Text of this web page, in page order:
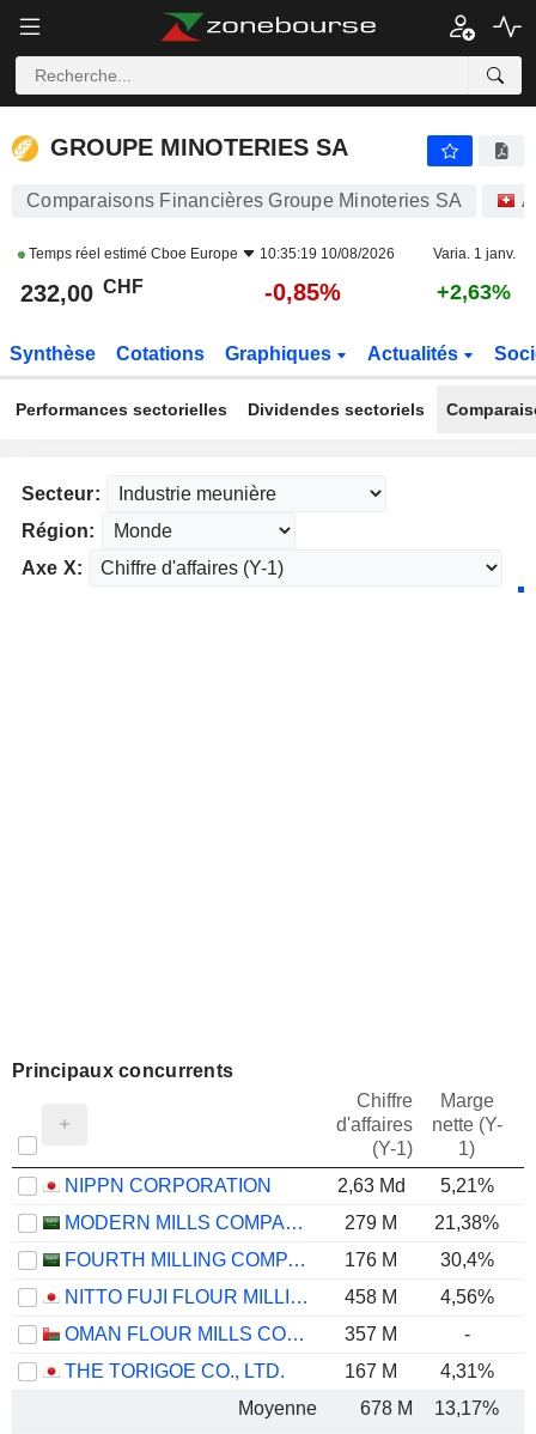
GROUPE MINOTERIES SA
GROUPE MINOTERIES SA
Comparaisons Financières Groupe Minoteries SA
Temps réel estimé Cboe Europe 10:35:19 10/08/2026 Varia. 1 janv.
232,00 CHF -0,85% +2,63%
Synthèse Cotations Graphiques Actualités
Performances sectorielles Dividendes sectoriels
Secteur:
Région:
Axe X:
Principaux concurrents
Chiffre
d'affaires
(Y-1)
Marge
nette (Y-
1)
NIPPN CORPORATION 2,63 Md 5,21%
MODERN MILLS COMPANY
279 M 21,38%
FOURTH MILLING COMPANY
176 M 30,4%
NITTO FUJI FLOUR MILLING CO.,LTD.
458 M 4,56%
OMAN FLOUR MILLS COMPANY SAOG
357 M -
THE TORIGOE CO., LTD.
167 M 4,31%
Moyenne
678 M 13,17%